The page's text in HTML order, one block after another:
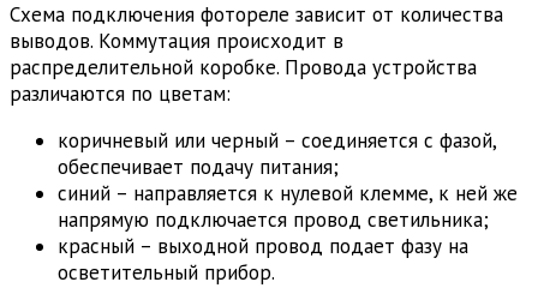
Схема подключения фотореле зависит от количества
выводов. Коммутация происходит в
распределительной коробке. Провода устройства
различаются по цветам:
коричневый или черный – соединяется с фазой,
обеспечивает подачу питания;
синий – направляется к нулевой клемме, к ней же
напрямую подключается провод светильника;
красный – выходной провод подает фазу на
осветительный прибор.